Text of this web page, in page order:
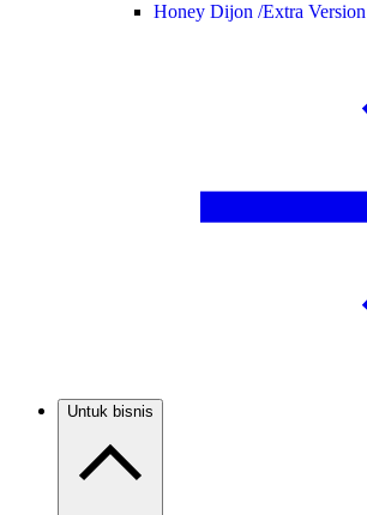
Honey Dijon /Extra Version
Untuk bisnis